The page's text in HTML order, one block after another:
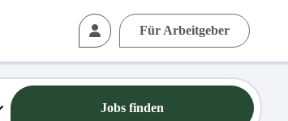
Für Arbeitgeber
Jobs finden